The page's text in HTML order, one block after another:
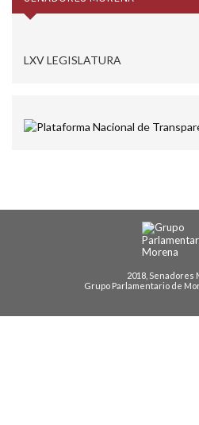
LXV LEGISLATURA
2018, Senadores
Grupo Parlamentario de